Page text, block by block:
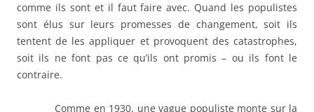
comme ils sont et il faut faire avec. Quand les populistes
sont élus sur leurs promesses de changement, soit ils
tentent de les appliquer et provoquent des catastrophes,
soit ils ne font pas ce qu’ils ont promis – ou ils font le
contraire.
Comme en 1930, une vague populiste monte sur la